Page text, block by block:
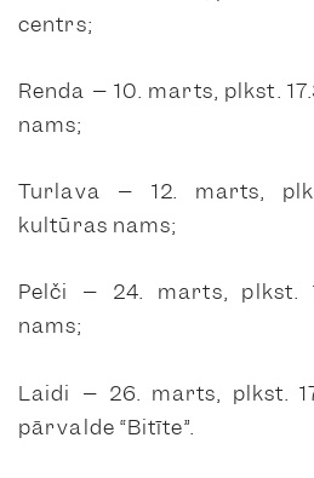
centrs;
Renda – 10. marts, plkst.
nams;
Turlava – 12. marts,
kultūras nams;
Pelči – 24. marts, plkst.
nams;
Laidi – 26. marts, plkst.
pārvalde “Bitīte”.